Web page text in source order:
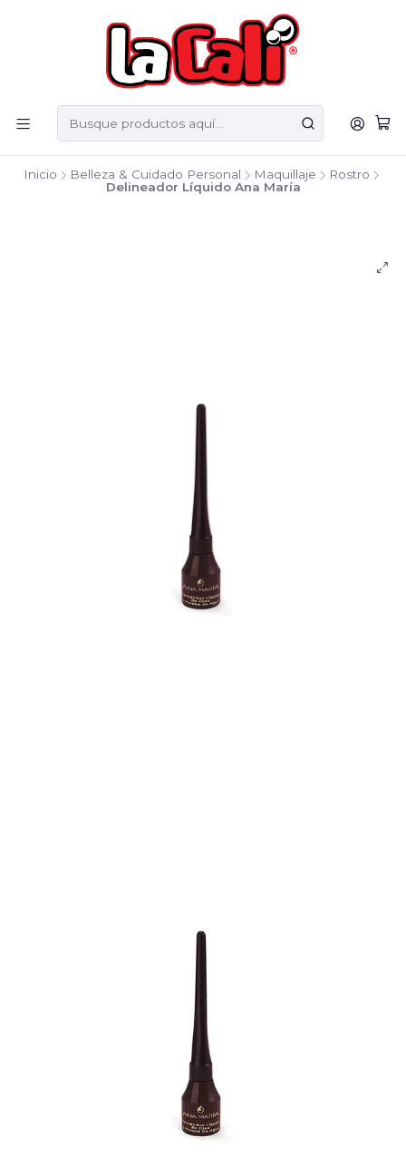
Inicio Belleza & Cuidado Personal Maquillaje
Rostro
Delineador Líquido Ana María